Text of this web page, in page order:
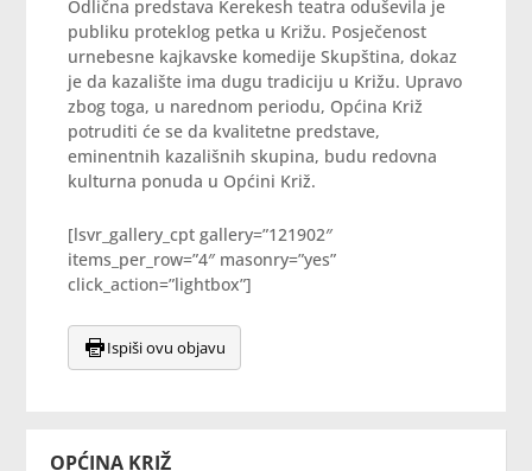
OPĆINA KRIŽ
Odlična predstava Kerekesh teatra oduševila je
publiku proteklog petka u Križu. Posječenost
urnebesne kajkavske komedije Skupština, dokaz
je da kazalište ima dugu tradiciju u Križu. Upravo
zbog toga, u narednom periodu, Općina Križ
potruditi će se da kvalitetne predstave,
eminentnih kazališnih skupina, budu redovna
kulturna ponuda u Općini Križ.
[lsvr_gallery_cpt gallery=”121902″
items_per_row=”4″ masonry=”yes”
click_action=”lightbox”]
Ispiši ovu objavu